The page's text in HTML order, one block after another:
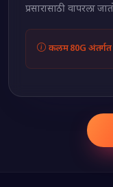
प्रसारासाठी वापरला
कलम 80G